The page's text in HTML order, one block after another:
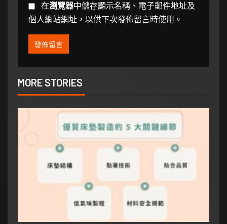
在瀏覽器中儲存顯示名稱、電子郵件地址及
個人網站網址，以供下次發佈留言時使用。
MORE STORIES